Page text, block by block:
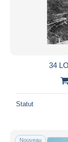
34
Statut
Nouveau